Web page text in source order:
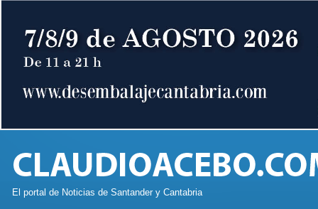
El portal de Noticias de Santander y Cantabria